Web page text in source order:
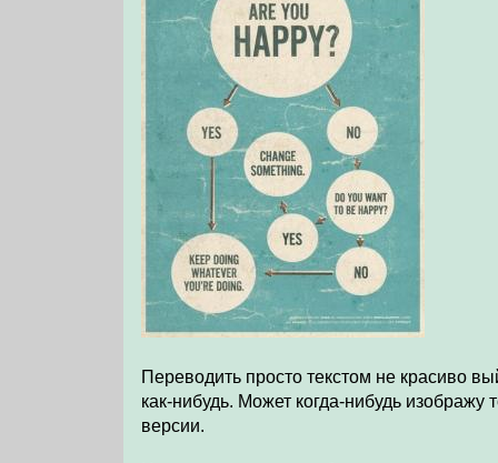
Переводить просто текстом не красиво
как-нибудь. Может когда-нибудь изображу
версии.